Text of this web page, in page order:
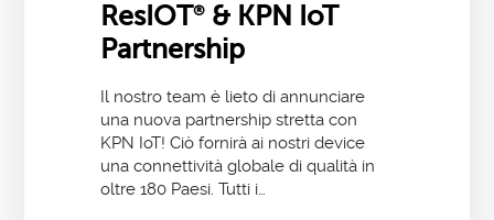
ResIOT® & KPN IoT
Partnership
Il nostro team è lieto di annunciare
una nuova partnership stretta con
KPN IoT! Ciò fornirà ai nostri device
una connettività globale di qualità in
oltre 180 Paesi. Tutti i…